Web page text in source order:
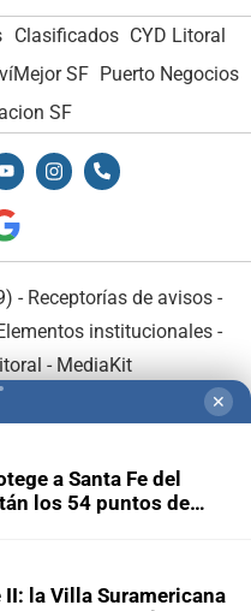
Clasificados CYD Litoral
SF Puerto Negocios
SF
- Receptorías de avisos -
institucionales-
- MediaKit
con:
✕
a Santa Fe del
los 54 puntos de
II: la Villa Suramericana